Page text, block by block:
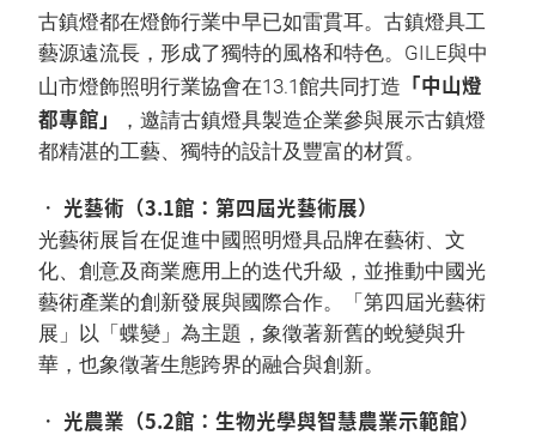
古鎮燈都在燈飾行業中早已如雷貫耳。古鎮燈具工
藝源遠流長，形成了獨特的風格和特色。GILE與中
山市燈飾照明行業協會在13.1館共同打造 「中山燈
都專館」
，邀請古鎮燈具製造企業參與展示古鎮燈
都精湛的工藝、獨特的設計及豐富的材質。
• 光藝術（3.1館：第四屆光藝術展）
光藝術展旨在促進中國照明燈具品牌在藝術、文
化、創意及商業應用上的迭代升級，並推動中國光
藝術產業的創新發展與國際合作。「第四屆光藝術
展」以「蝶變」為主題，象徵著新舊的蛻變與升
華，也象徵著生態跨界的融合與創新。
• 光農業（5.2館：生物光學與智慧農業示範館）